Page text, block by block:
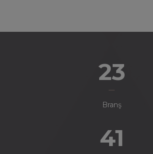
26
Branş
47